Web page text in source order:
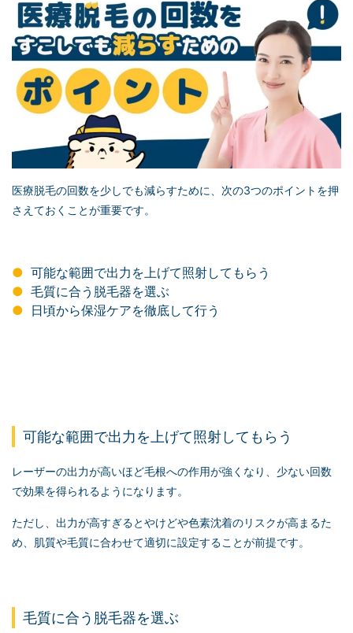
医療脱毛の回数を少しでも減らすために、次の3つのポイントを押
さえておくことが重要です。
可能な範囲で出力を上げて照射してもらう
毛質に合う脱毛器を選ぶ
日頃から保湿ケアを徹底して行う
可能な範囲で出力を上げて照射してもらう
レーザーの出力が高いほど毛根への作用が強くなり、少ない回数
で効果を得られるようになります。
ただし、出力が高すぎるとやけどや色素沈着のリスクが高まるた
め、肌質や毛質に合わせて適切に設定することが前提です。
毛質に合う脱毛器を選ぶ